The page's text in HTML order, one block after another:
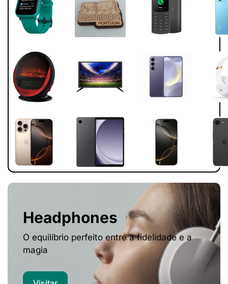
Headphones
O equilíbrio perfeito entre a fidelidade e a
magia